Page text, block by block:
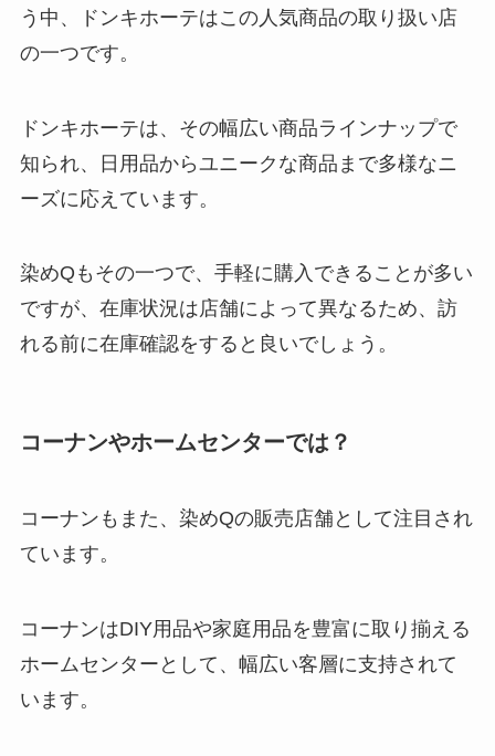
う中、ドンキホーテはこの人気商品の取り扱い店
の一つです。
ドンキホーテは、その幅広い商品ラインナップで
知られ、日用品からユニークな商品まで多様なニ
ーズに応えています。
染めQもその一つで、手軽に購入できることが多い
ですが、在庫状況は店舗によって異なるため、訪
れる前に在庫確認をすると良いでしょう。
コーナンやホームセンターでは？
コーナンもまた、染めQの販売店舗として注目され
ています。
コーナンはDIY用品や家庭用品を豊富に取り揃える
ホームセンターとして、幅広い客層に支持されて
います。